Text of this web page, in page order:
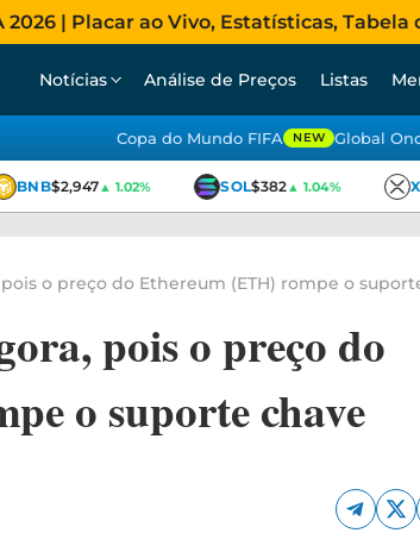
| Placar ao Vivo, Estatísticas, Tabela
Notícias Análise de Preços Listas
Copa do Mundo FIFA NEW Global
BNB $2,947▲ 1.02% SOL$382▲ 1.04%
o preço do Ethereum (ETH) rompe o
pois o preço do
o suporte chave